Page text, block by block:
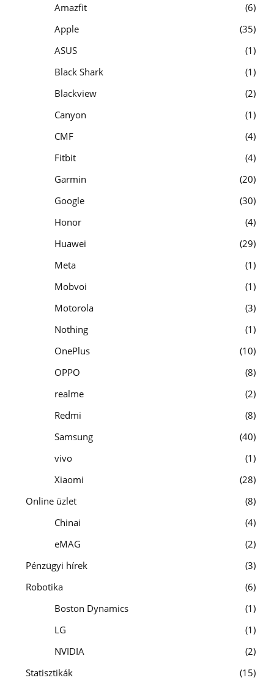
Amazfit
6
Apple
35
ASUS
1
Black Shark
1
Blackview
2
Canyon
1
CMF
4
Fitbit
4
Garmin
20
Google
30
Honor
4
Huawei
29
Meta
1
Mobvoi
1
Motorola
3
Nothing
1
OnePlus
10
OPPO
8
realme
2
Redmi
8
Samsung
40
vivo
1
Xiaomi
28
Online üzlet
8
Chinai
4
eMAG
2
Pénzügyi hírek
3
Robotika
6
Boston Dynamics
1
LG
1
NVIDIA
2
Statisztikák
15